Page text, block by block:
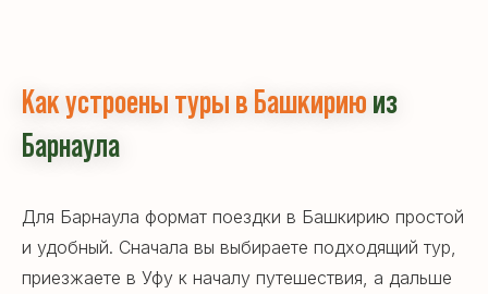
Как устроены туры в Башкирию из
Барнаула
Для Барнаула формат поездки в Башкирию простой
и удобный. Сначала вы выбираете подходящий тур,
приезжаете в Уфу к началу путешествия, а дальше
Готовы к путешествию?
Свяжитесь с нами!